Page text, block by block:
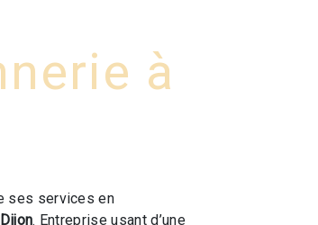
à
ses services en
Dijon. Entreprise usant d’une